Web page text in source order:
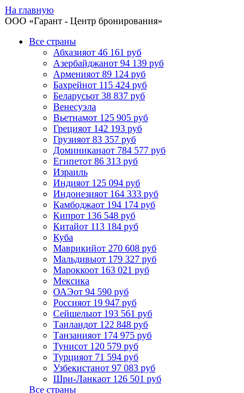
На главную
ООО «Гарант - Центр бронирования»
Все страны
Абхазияот 46 161 руб
Азербайджанот 94 139 руб
Арменияот 89 124 руб
Бахрейнот 115 424 руб
Беларусьот 38 837 руб
Венесуэла
Вьетнамот 125 905 руб
Грецияот 142 193 руб
Грузияот 83 357 руб
Доминиканаот 784 577 руб
Египетот 86 313 руб
Израиль
Индияот 125 094 руб
Индонезияот 164 333 руб
Камбоджаот 194 174 руб
Кипрот 136 548 руб
Китайот 113 184 руб
Куба
Маврикийот 270 608 руб
Мальдивыот 179 327 руб
Мароккоот 163 021 руб
Мексика
ОАЭот 94 590 руб
Россияот 19 947 руб
Сейшелыот 193 561 руб
Таиландот 122 848 руб
Танзанияот 174 975 руб
Тунисот 120 579 руб
Турцияот 71 594 руб
Узбекистанот 97 083 руб
Шри-Ланкаот 126 501 руб
Все страны